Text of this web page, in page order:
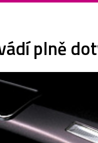
plně